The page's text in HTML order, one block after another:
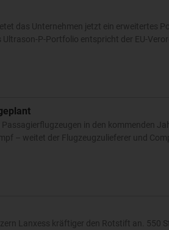
das Unternehmen jetzt ein erweitertes
P-Portfolio entspricht der EU-
in den kommenden
– weitet der Flugzeugzulieferer und
Lanxess kräftiger den Rotstift an. 550